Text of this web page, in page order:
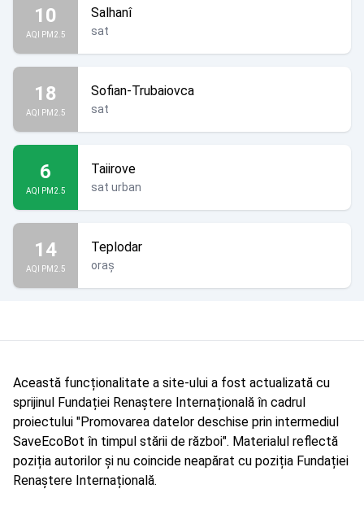
10
AQI PM2.5
Salhanî
sat
18
AQI PM2.5
Sofian-Trubaiovca
sat
6
AQI PM2.5
Taiirove
sat urban
14
AQI PM2.5
Teplodar
oraș
Această funcționalitate a site-ului a fost actualizată cu
sprijinul Fundației Renaștere Internațională în cadrul
proiectului "Promovarea datelor deschise prin intermediul
SaveEcoBot în timpul stării de război". Materialul reflectă
poziția autorilor și nu coincide neapărat cu poziția Fundației
Renaștere Internațională.